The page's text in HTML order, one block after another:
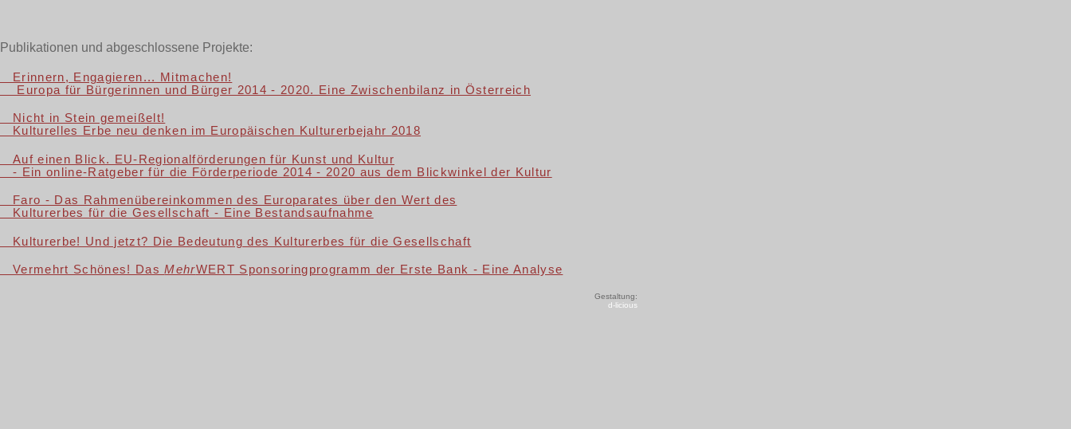
Publikationen und abgeschlossene Projekte:
Erinnern, Engagieren... Mitmachen!
Europa für Bürgerinnen und Bürger 2014 - 2020. Eine Zwischenbilanz in Österreich
Nicht in Stein gemeißelt!
Kulturelles Erbe neu denken im Europäischen Kulturerbejahr 2018
Auf einen Blick. EU-Regionalförderungen für Kunst und Kultur
- Ein online-Ratgeber für die Förderperiode 2014 - 2020 aus dem Blickwinkel der Kultur
Faro - Das Rahmenübereinkommen des Europarates über den Wert des
Kulturerbes für die Gesellschaft - Eine Bestandsaufnahme
Kulturerbe! Und jetzt? Die Bedeutung des Kulturerbes für die Gesellschaft
Vermehrt Schönes! DasMehrWERT Sponsoringprogramm der Erste Bank - Eine Analyse
Gestaltung:
d-licious